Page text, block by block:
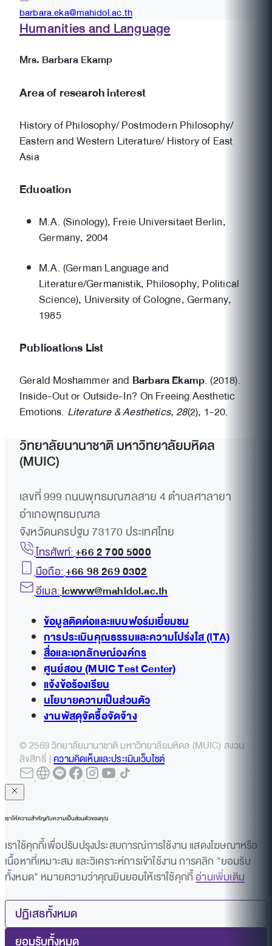
barbara.eka@mahidol.ac.th
Humanities and Language
Mrs. Barbara Ekamp
Area of research interest
History of Philosophy/ Postmodern Philosophy/
Eastern and Western Literature/ History of East
Asia
Education
M.A. (Sinology), Freie Universitaet Berlin,
Germany, 2004
M.A. (German Language and
Literature/Germanistik, Philosophy, Political
Science), University of Cologne, Germany,
1985
Publications List
Gerald Moshammer and Barbara Ekamp. (2018).
Inside-Out or Outside-In? On Freeing Aesthetic
Emotions. Literature & Aesthetics, 28(2), 1-20.
วิทยาลัยนานาชาติ มหาวิทยาลัยมหิดล
(MUIC)
เลขที่ 999 ถนนพุทธมณฑลสาย 4 ตำบลศาลายา
อำเภอพุทธมณฑล
จังหวัดนครปฐม 73170 ประเทศไทย
โทรศัพท์:+66 2 700 5000
มือถือ:+66 98 269 0302
อีเมล:icwww@mahidol.ac.th
ข้อมูลติดต่อและแบบฟอร์มเยี่ยมชม
การประเมินคุณธรรมและความโปร่งใส (ITA)
สื่อและเอกลักษณ์องค์กร
ศูนย์สอบ (MUIC Test Center)
แจ้งข้อร้องเรียน
นโยบายความเป็นส่วนตัว
งานพัสดุจัดซื้อจัดจ้าง
© 2569 วิทยาลัยนานาชาติ มหาวิทยาลัยมหิดล (MUIC) สงวน
ลิขสิทธิ์ |ความคิดเห็นและประเมินเว็บไซต์
เราให้ความสำคัญกับความเป็นส่วนตัวของคุณ
เราใช้คุกกี้เพื่อปรับปรุงประสบการณ์การใช้งาน แสดงโฆษณาหรือ
เนื้อหาที่เหมาะสม และวิเคราะห์การเข้าใช้งาน การคลิก "ยอมรับ
ทั้งหมด" หมายความว่าคุณยินยอมให้เราใช้คุกกี้อ่านเพิ่มเติม
ปฏิเสธทั้งหมด
ยอมรับทั้งหมด